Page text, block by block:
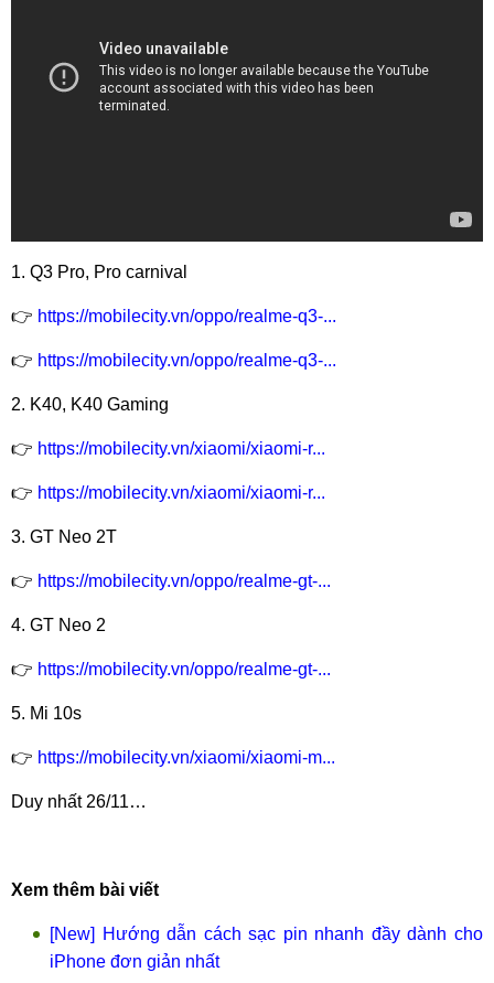
1. Q3 Pro, Pro carnival
👉 https://mobilecity.vn/oppo/realme-q3-...
👉 https://mobilecity.vn/oppo/realme-q3-...
2. K40, K40 Gaming
👉 https://mobilecity.vn/xiaomi/xiaomi-r...
👉 https://mobilecity.vn/xiaomi/xiaomi-r...
3. GT Neo 2T
👉 https://mobilecity.vn/oppo/realme-gt-...
4. GT Neo 2
👉 https://mobilecity.vn/oppo/realme-gt-...
5. Mi 10s
👉 https://mobilecity.vn/xiaomi/xiaomi-m...
Duy nhất 26/11…
Xem thêm bài viết
[New] Hướng dẫn cách sạc pin nhanh đầy dành cho
iPhone đơn giản nhất